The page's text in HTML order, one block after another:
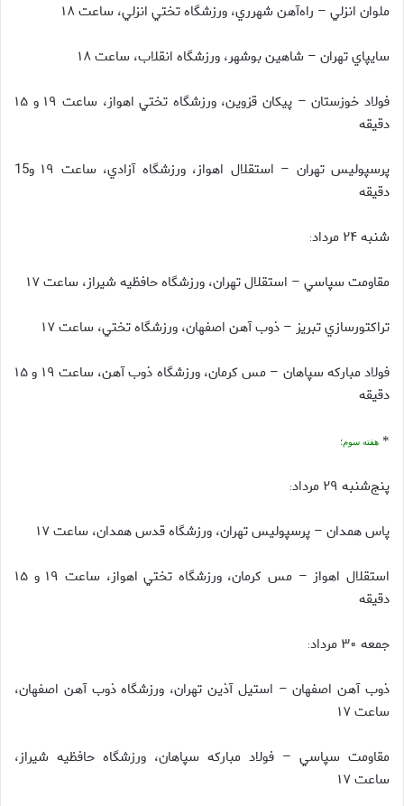
ملوان انزلي – راه‌آهن شهرري، ورزشگاه تختي انزلي، ساعت ۱۸
سايپاي تهران – شاهين بوشهر، ورزشگاه انقلاب، ساعت ۱۸
فولاد خوزستان – پيكان قزوين، ورزشگاه تختي اهواز، ساعت ۱۹ و ۱۵
دقيقه
پرسپولیس تهران – استقلال اهواز، ورزشگاه آزادي، ساعت ۱۹ و15
دقيقه
شنبه ۲۴ مرداد :
مقاومت سپاسي – استقلال تهران، ورزشگاه حافظيه شيراز، ساعت ۱۷
تراكتورسازي تبريز – ذوب آهن اصفهان، ورزشگاه تختي، ساعت ۱۷
فولاد مباركه سپاهان – مس كرمان، ورزشگاه ذوب آهن، ساعت ۱۹ و ۱۵
دقيقه
* هفته سوم؛
پنج‌شنبه ۲۹ مرداد :
پاس همدان – پرسپولیس تهران، ورزشگاه قدس همدان، ساعت ۱۷
استقلال اهواز – مس كرمان، ورزشگاه تختي اهواز، ساعت ۱۹ و ۱۵
دقيقه
جمعه ۳۰ مرداد :
ذوب آهن اصفهان – استيل آذين تهران، ورزشگاه ذوب ‌آهن اصفهان،
ساعت ۱۷
مقاومت سپاسي – فولاد مباركه سپاهان، ورزشگاه حافظيه شيراز،
ساعت ۱۷